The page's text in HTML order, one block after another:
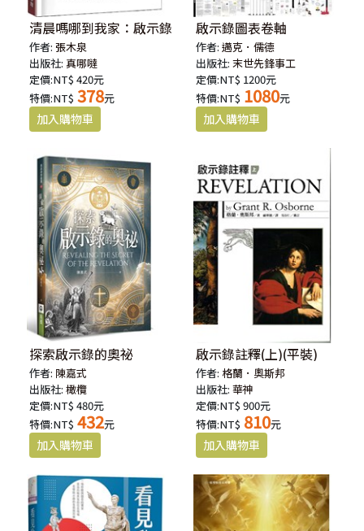
清晨嗎哪到我家：啟示錄
作者:張木泉
出版社:真哪噠
定價:NT$ 420元
特價:NT$ 378元
啟示錄圖表卷軸
作者:邁克．儒德
出版社:末世先鋒事工
定價:NT$ 1200元
特價:NT$ 1080元
探索啟示錄的奧祕
作者: 陳嘉式
出版社:橄欖
定價:NT$ 480元
特價:NT$ 432元
啟示錄註釋(上)(平裝)
作者:格蘭．奧斯邦
出版社:華神
定價:NT$ 900元
特價:NT$ 810元